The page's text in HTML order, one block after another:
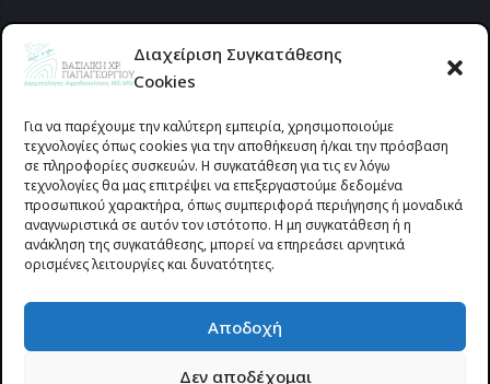
Διαχείριση Συγκατάθεσης
Cookies
Για να παρέχουμε την καλύτερη εμπειρία, χρησιμοποιούμε
τεχνολογίες όπως cookies για την αποθήκευση ή/και την πρόσβαση
σε πληροφορίες συσκευών. Η συγκατάθεση για τις εν λόγω
τεχνολογίες θα μας επιτρέψει να επεξεργαστούμε δεδομένα
προσωπικού χαρακτήρα, όπως συμπεριφορά περιήγησης ή μοναδικά
αναγνωριστικά σε αυτόν τον ιστότοπο. Η μη συγκατάθεση ή η
ανάκληση της συγκατάθεσης, μπορεί να επηρεάσει αρνητικά
ορισμένες λειτουργίες και δυνατότητες.
Αποδοχή
Δεν αποδέχομαι
Προυσιωτίσσης 27 & Δ.Σταϊκου , Αγρίνιο 30133 (έναντι γηπέδου